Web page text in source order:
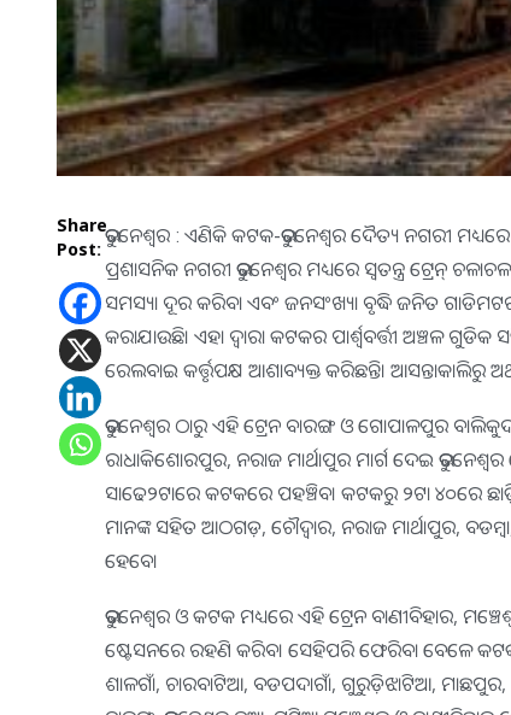
Share
Post:
ଭୁବନେଶ୍ୱର : ଏଣିକି କଟକ-ଭୁବନେଶ୍ବର ଦୈତ୍ୟ ନଗରୀ
ପ୍ରଶାସନିକ ନଗରୀ ଭୁବନେଶ୍ବର ମଧ୍ୟରେ ସ୍ବତନ୍ତ୍ର ଟ୍ରେନ୍
ସମସ୍ୟା ଦୂର କରିବା ଏବଂ ଜନସଂଖ୍ୟା ବୃଦ୍ଧି ଜନିତ ଗାଡିମଟର
କରାଯାଉଛି। ଏହା ଦ୍ବାରା କଟକର ପାର୍ଶ୍ବବର୍ତ୍ତୀ ଅଞ୍ଚଳ
ରେଲବାଇ କର୍ତ୍ତୃପକ୍ଷ ଆଶାବ୍ୟକ୍ତ କରିଛନ୍ତି। ଆସନ୍ତାକାଲିରୁ
ଭୁବନେଶ୍ୱର ଠାରୁ ଏହି ଟ୍ରେନ ବାରଙ୍ଗ ଓ ଗୋପାଳପୁର
ରାଧାକିଶୋରପୁର, ନରାଜ ମାର୍ଥାପୁର ମାର୍ଗ ଦେଇ ଭୁବନେଶ୍ୱର
ସାଢେ୨ଟାରେ କଟକରେ ପହଞ୍ଚିବ। କଟକରୁ ୨ଟା ୪୦ରେ ଛାଡ଼ି
ମାନଙ୍କ ସହିତ ଆଠଗଡ଼, ଚୌଦ୍ୱାର, ନରାଜ ମାର୍ଥାପୁର,
ହେବେ।
ଭୁବନେଶ୍ୱର ଓ କଟକ ମଧ୍ୟରେ ଏହି ଟ୍ରେନ ବାଣୀବିହାର,
ଷ୍ଟେସନରେ ରହଣି କରିବ। ସେହିପରି ଫେରିବା ବେଳେ କଟକ ଓ
ଶାଳଗାଁ, ଚାରବାଟିଆ, ବଡପଦାଗାଁ, ଗୁରୁଡ଼ିଝାଟିଆ, ମାଛପୁର,